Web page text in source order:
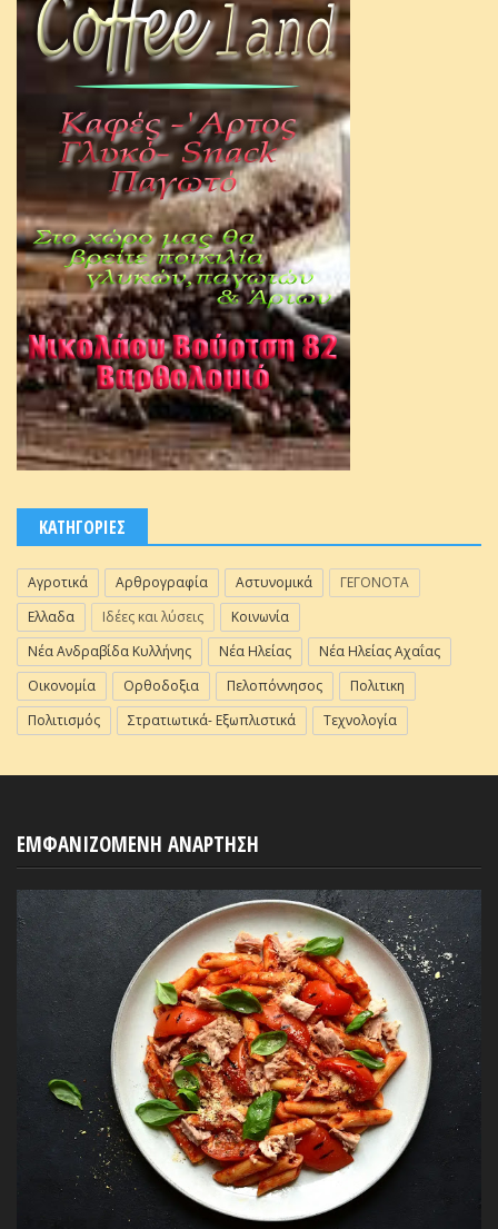
ΚΑΤΗΓΟΡΙΕΣ
Αγροτικά Αρθρογραφία Αστυνομικά
ΓΕΓΟΝΟΤΑ
Ελλαδα
Ιδέες και λύσεις
Κοινωνία
Νέα Ανδραβίδα Κυλλήνης
Νέα Ηλείας
Νέα Ηλείας Αχαΐας
Οικονομία
Ορθοδοξια Πελοπόννησος
Πολιτικη
Πολιτισμός
Στρατιωτικά- Εξωπλιστικά Τεχνολογία
ΕΜΦΑΝΙΖΟΜΕΝΗ ΑΝΑΡΤΗΣΗ